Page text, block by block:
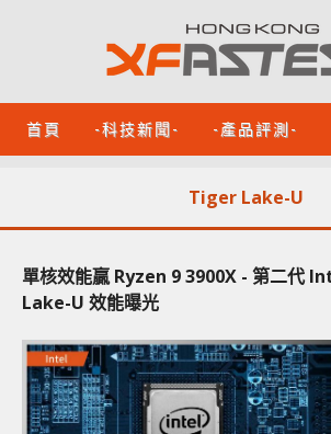
首頁 -科技新聞- -產品評測-
Tiger Lake-U
單核效能贏 Ryzen 9 3900X - 第二代
Lake-U 效能曝光